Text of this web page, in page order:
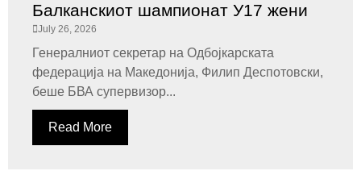
Балканскиот шампионат У17 жени
July 26, 2026
Генералниот секретар на Одбојкарската
федерација на Македонија, Филип Деспотовски,
беше БВА супервизор...
Read More